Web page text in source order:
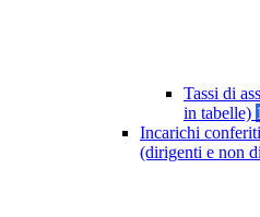
Tassi di
in tabelle)
Incarichi
(dirigenti e non